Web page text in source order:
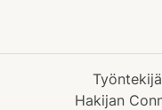
Hakijan